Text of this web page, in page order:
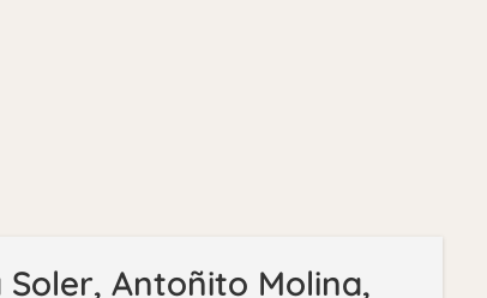
Antoñito Molina,